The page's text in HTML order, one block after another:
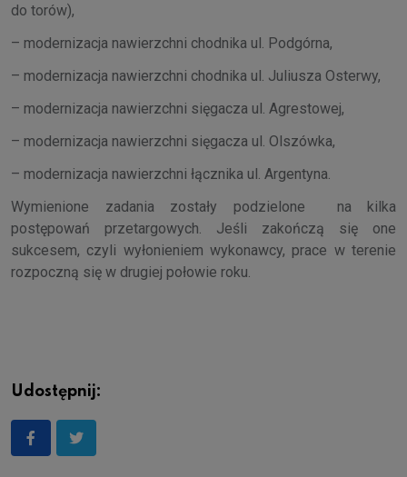
do torów),
– modernizacja nawierzchni chodnika ul. Podgórna,
– modernizacja nawierzchni chodnika ul. Juliusza Osterwy,
– modernizacja nawierzchni sięgacza ul. Agrestowej,
– modernizacja nawierzchni sięgacza ul. Olszówka,
– modernizacja nawierzchni łącznika ul. Argentyna.
Wymienione zadania zostały podzielone na kilka
postępowań przetargowych. Jeśli zakończą się one
sukcesem, czyli wyłonieniem wykonawcy, prace w terenie
rozpoczną się w drugiej połowie roku.
Udostępnij: